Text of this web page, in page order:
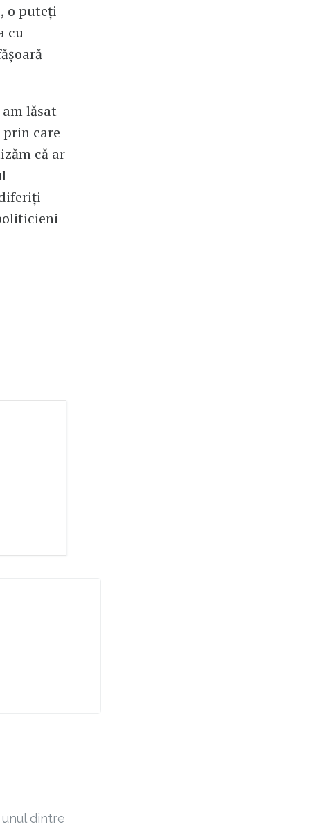
o puteți
cu
lăsat
care
că ar
dintre